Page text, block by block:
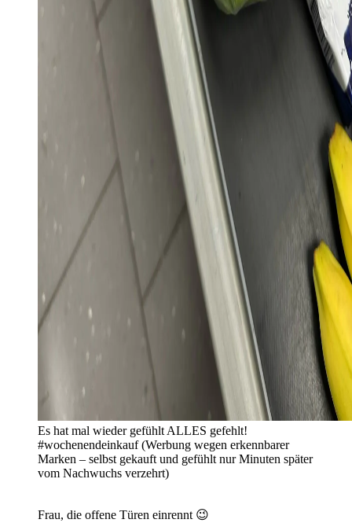
Es hat mal wieder gefühlt ALLES gefehlt!
#wochenendeinkauf (Werbung wegen erkennbarer
Marken – selbst gekauft und gefühlt nur Minuten später
vom Nachwuchs verzehrt)
Frau, die offene Türen einrennt 😉